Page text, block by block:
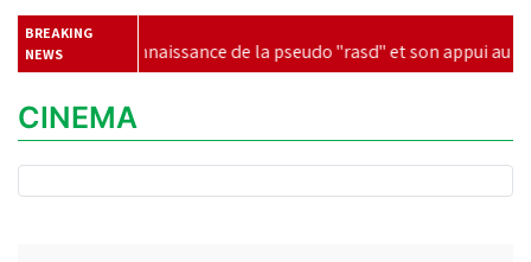
BREAKING
NEWS
de la pseudo "rasd" et son appui au Maroc au
CINEMA